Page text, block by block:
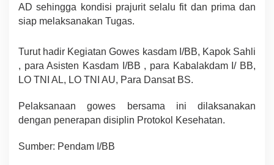
AD sehingga kondisi prajurit selalu fit dan prima dan
siap melaksanakan Tugas.
Turut hadir Kegiatan Gowes kasdam I/BB, Kapok Sahli
, para Asisten Kasdam I/BB , para Kabalakdam I/ BB,
LO TNI AL, LO TNI AU, Para Dansat BS.
Pelaksanaan gowes bersama ini dilaksanakan
dengan penerapan disiplin Protokol Kesehatan.
Sumber: Pendam I/BB